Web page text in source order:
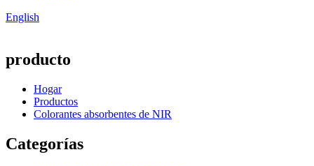
English
producto
Hogar
Productos
Colorantes absorbentes de NIR
Categorías